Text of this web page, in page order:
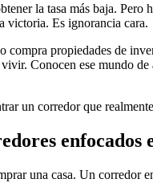
la tasa más baja.
victoria. Es ignorancia cara.
propiedades de
Conocen ese mundo
un corredor que
enfocados
una casa. Un corredor